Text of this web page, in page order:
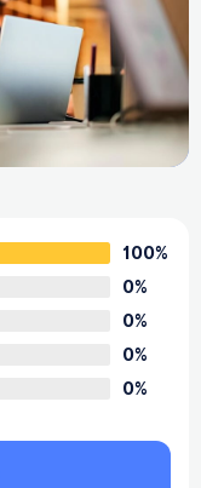
100%
0%
0%
0%
0%